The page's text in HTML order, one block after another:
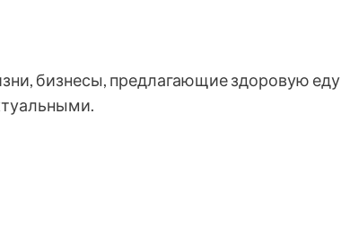
бизнесы, предлагающие здоровую еду